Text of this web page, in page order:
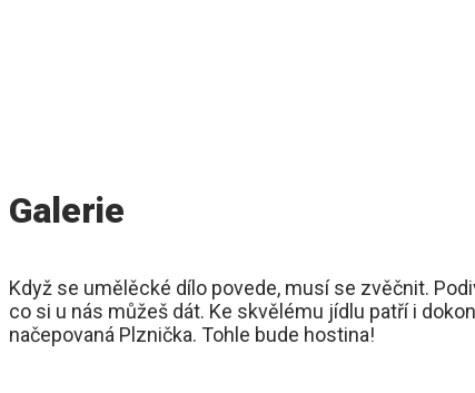
Galerie
Když se umělěcké dílo povede, musí se zvěčnit.
co si u nás můžeš dát. Ke skvělému jídlu patří i
načepovaná Plznička. Tohle bude hostina!